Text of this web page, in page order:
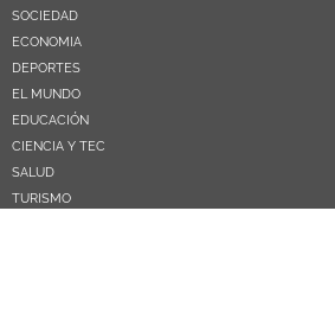
SOCIEDAD
ECONOMIA
DEPORTES
EL MUNDO
EDUCACIÓN
CIENCIA Y TEC
SALUD
TURISMO